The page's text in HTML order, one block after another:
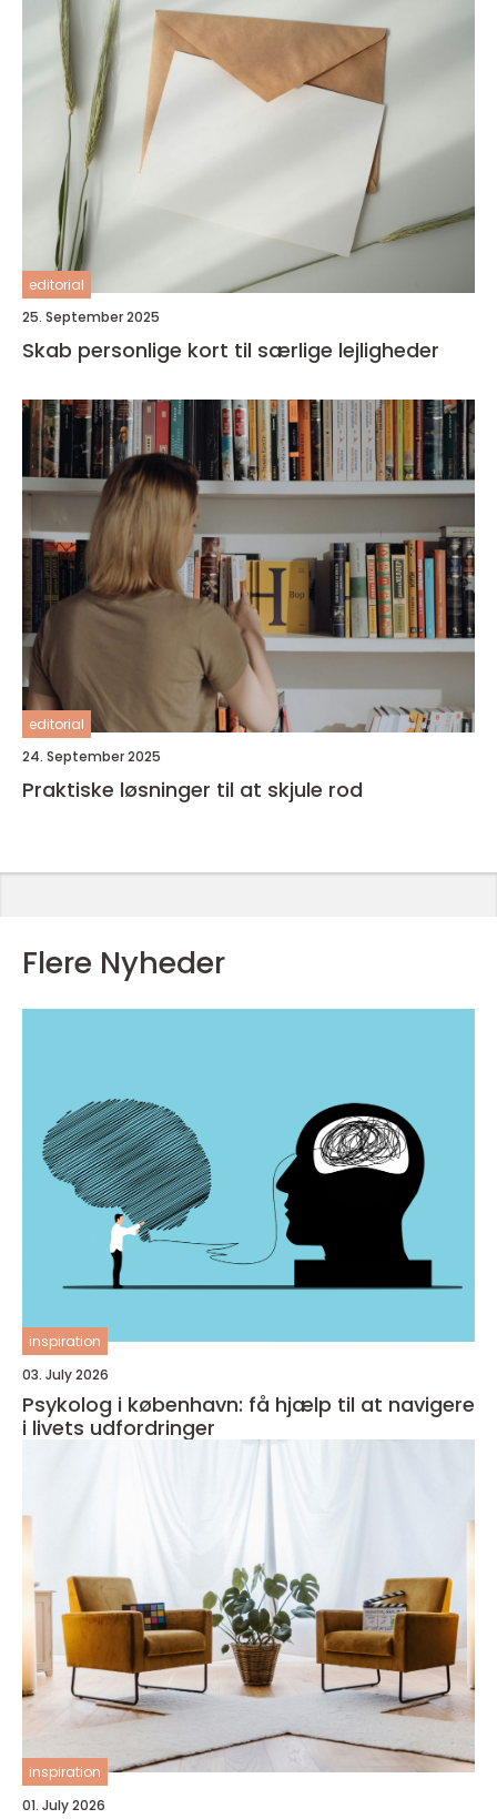
editorial
25. September 2025
Skab personlige kort til særlige lejligheder
editorial
24. September 2025
Praktiske løsninger til at skjule rod
Flere Nyheder
inspiration
03. July 2026
Psykolog i københavn: få hjælp til at navigere
i livets udfordringer
inspiration
01. July 2026